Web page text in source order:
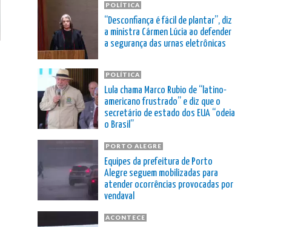
POLÍTICA
“Desconfiança é fácil de plantar”, diz
a ministra Cármen Lúcia ao defender
a segurança das urnas eletrônicas
POLÍTICA
Lula chama Marco Rubio de “latino-
americano frustrado” e diz que o
secretário de estado dos EUA “odeia
o Brasil”
PORTO ALEGRE
Equipes da prefeitura de Porto
Alegre seguem mobilizadas para
atender ocorrências provocadas por
vendaval
ACONTECE